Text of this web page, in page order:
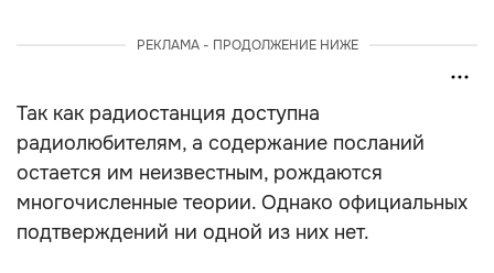
РЕКЛАМА - ПРОДОЛЖЕНИЕ НИЖЕ
Так как радиостанция доступна
радиолюбителям, а содержание посланий
остается им неизвестным, рождаются
многочисленные теории. Однако официальных
подтверждений ни одной из них нет.